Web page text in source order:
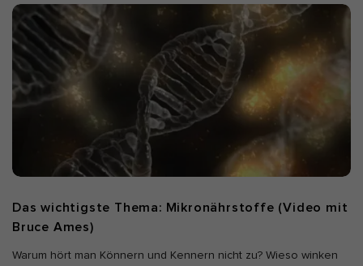
Das wichtigste Thema: Mikronährstoffe (Video mit
Bruce Ames)
Warum hört man Könnern und Kennern nicht zu? Wieso winken
Alle akzeptieren Auswahl verwenden
Nur essenzielle Cookies akzeptieren
Zurück
Datenschutzeinstellungen
Essenziell (7)
Essenzielle Cookies ermöglichen grundlegende Funktionen und sind
für die einwandfreie Funktion und die Sicherheit der Website
erforderlich.
Anonyme Statistiken (1)
Statistik-Cookies erfassen Informationen anonym. Diese